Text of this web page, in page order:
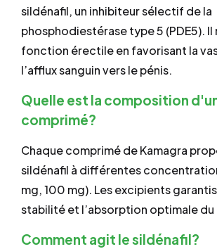
sildénafil, un inhibiteur sélectif de la
phosphodiestérase type 5 (PDE5).
fonction érectile en favorisant la
l’afflux sanguin vers le pénis.
Quelle est la composition
comprimé?
Chaque comprimé de Kamagra
sildénafil à différentes
mg, 100 mg). Les excipients
stabilité et l’absorption optimale
Comment agit le sildénafil?